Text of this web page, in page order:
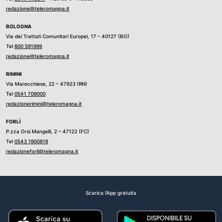
redazione@teleromagna.it
BOLOGNA
Via dei Trattati Comunitari Europei, 17 – 40127 (BO)
Tel 800 591999
redazione@teleromagna.it
RIMINI
Via Marecchiese, 22 – 47923 (RN)
Tel 0541 709000
redazionerimini@teleromagna.it
FORLÌ
P.zza Orsi Mangelli, 2 – 47122 (FC)
Tel 0543 1900819
redazioneforli@teleromagna.it
Scarica l'App gratuita